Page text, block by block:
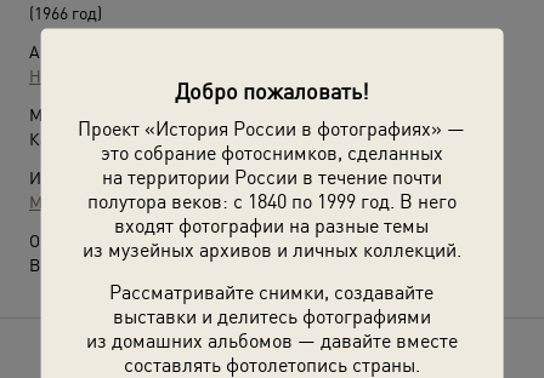
Добро пожаловать!
Проект «История России в фотографиях» —
это собрание фотоснимков, сделанных
на территории России в течение почти
полутора веков: с 1840 по 1999 год. В него
входят фотографии на разные темы
из музейных архивов и личных коллекций.
Рассматривайте снимки, создавайте
выставки и делитесь фотографиями
из домашних альбомов — давайте вместе
составлять фотолетопись страны.
(1966 год)
Автор:
Неизвестный автор
Место съемки:
Казахская ССР
Источники:
МАММ / МДФ
О фотографии:
Выставка
«Целина: всесоюзный аврал» с этой фотографией.
Расскажите друзьям об этом фото